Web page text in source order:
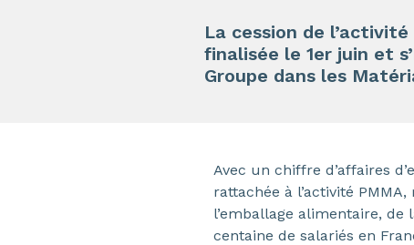
La cession de
finalisée le 1er juin et
Groupe dans les
Avec un chiffre d’affaires
rattachée à l’activité
l’emballage alimentaire,
centaine de salariés en